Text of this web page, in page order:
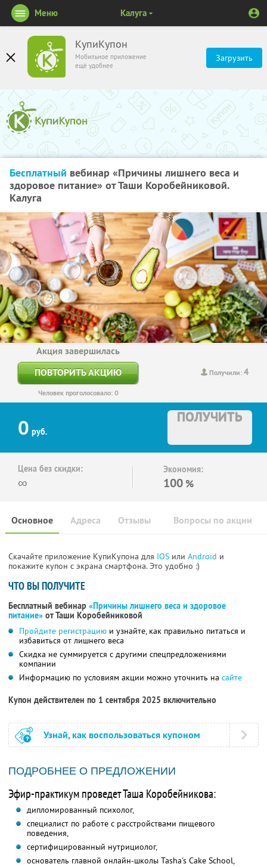
КупиКупон
Мобильное приложение
ещё удобнее
Загрузить
Меню Калуга
Бесплатный вебинар «Причины лишнего веса и
здоровое питание» от Таши Коробейниковой.
Калуга
Получили:4
Акция завершилась
ПОВТОРИТЬ АКЦИЮ
Человек проголосовало: 0
0 руб.
ПОЛУЧИТЬ
Цена без скидки:
∞
Экономия:
100 %
Основное Отзывы Вопросы по акции
Адреса
Скачайте приложение КупиКупона для IOS или Android и
покажите купон с экрана смартфона. Это удобно :)
ЧТО ВЫ ПОЛУЧИТЕ
Бесплатный вебинар «Причины лишнего веса и здоровое
питание» от Таши Коробейниковой
Пройдите регистрацию и узнайте, как правильно питаться и
избавиться от лишнего веса
Скидка не суммируется с другими спецпредложениями
компании
Информацию по условиям акции можно уточнить на сайте
Купон действителен по 1 сентября 2025 включительно
Узнай, как воспользоваться купоном
ПОДРОБНЕЕ О ПРЕДЛОЖЕНИИ
Эфир-практикум проведет Таша Коробейникова:
дипломированный психолог,
специалист по работе с расстройствами пищевого
поведения,
сертифицированный нутрициолог,
основатель главной онлайн-школы Tasha's Cake School,